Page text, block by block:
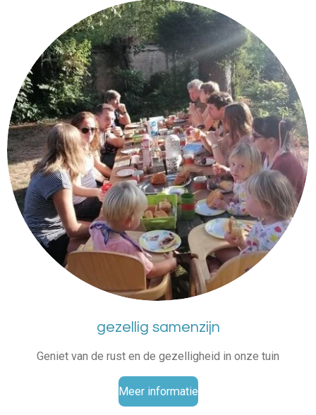
gezellig samenzijn
Geniet van de rust en de gezelligheid in onze tuin
Meer informatie